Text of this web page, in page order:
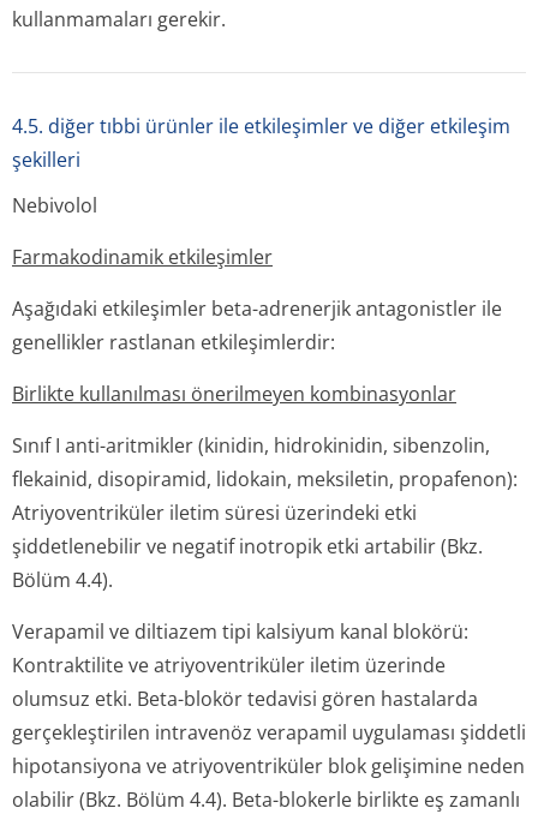
kullanmamaları gerekir.
4.5. diğer tıbbi ürünler ile etkileşimler ve diğer etkileşim
şekilleri
Nebivolol
Farmakodinamik etkileşimler
Aşağıdaki etkileşimler beta-adrenerjik antagonistler ile
genellikler rastlanan etkileşimlerdir:
Birlikte kullanılması önerilmeyen kombinasyonlar
Sınıf I anti-aritmikler (kinidin, hidrokinidin, sibenzolin,
flekainid, disopiramid, lidokain, meksiletin, propafenon):
Atriyoventriküler iletim süresi üzerindeki etki
şiddetlenebilir ve negatif inotropik etki artabilir (Bkz.
Bölüm 4.4).
Verapamil ve diltiazem tipi kalsiyum kanal blokörü:
Kontraktilite ve atriyoventriküler iletim üzerinde
olumsuz etki. Beta-blokör tedavisi gören hastalarda
gerçekleştirilen intravenöz verapamil uygulaması şiddetli
hipotansiyona ve atriyoventriküler blok gelişimine neden
olabilir (Bkz. Bölüm 4.4). Beta-blokerle birlikte eş zamanlı